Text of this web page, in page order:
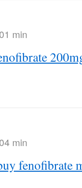
min
min
fenofibrate